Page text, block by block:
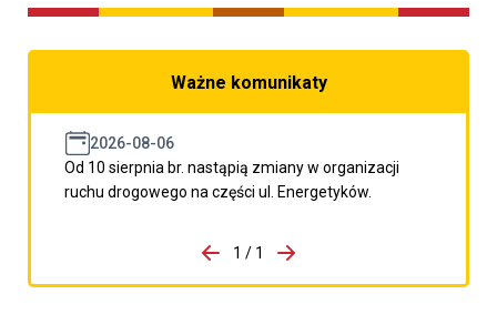
Ważne komunikaty
2026-08-06
Od 10 sierpnia br. nastąpią zmiany w organizacji
ruchu drogowego na części ul. Energetyków.
porzpedniego komunikatu
1 / 1
Przejdź do następnego